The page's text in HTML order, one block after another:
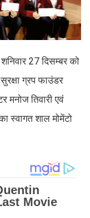
27 दिसम्बर को
ग्रप फाउंडर
मनोज तिवारी एवं
स्वागत शाल मोमेंटो